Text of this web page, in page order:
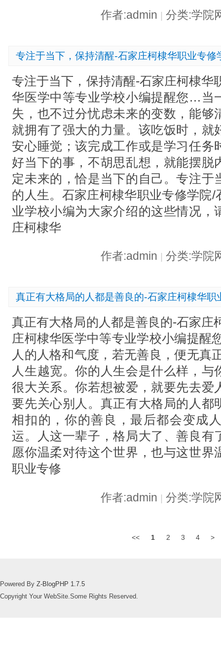
作者:admin | 分类:学院
专注于当下，保持清醒-石家庄柯棣华职业专修
专注于当下，保持清醒-石家庄柯棣华
华医学中等专业学校小编提醒您…当
失，也不过分忧虑未来的变数，能够
就拥有了强大的力量。该吃饭时，就
安心睡觉；该完成工作或是学习任务
好当下的事，不胡思乱想，就能摆脱
定未来的，恰是当下的自己。专注于
的人生。石家庄柯棣华职业专修学院
业学校小编为大家介绍的这些情况，
庄柯棣华
作者:admin 分类:学院
真正有大格局的人都是善良的-石家庄柯棣华职
真正有大格局的人都是善良的-石家庄
庄柯棣华医学中等专业学校小编提醒
人的人格和气度，若无善良，便无真
人生越宽。你的人生会是什么样，与
很大关系。你若想被爱，就要先去爱
要先关心别人。真正有大格局的人都
相扣的，你的善良，最后都会变成
运。人这一辈子，格局大了、善良有
愿你温柔对待这个世界，也与这世界
职业专修
作者:admin | 分类:学院
<< 1 2 3 4 >
Powered By Z-BlogPHP 1.7.5
Copyright Your WebSite.Some Rights Reserved.